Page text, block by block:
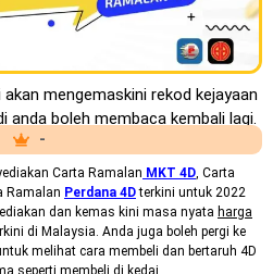
mengemaskini rekod kejayaan
anda boleh membaca kembali lagi.
-
Carta Ramalan MKT 4D , Carta
Ramalan Perdana 4Dterkini untuk 2022
dan kemas kini masa nyata harga
di Malaysia. Anda juga boleh pergi ke
melihat cara membeli dan bertaruh 4D
seperti membeli di kedai.